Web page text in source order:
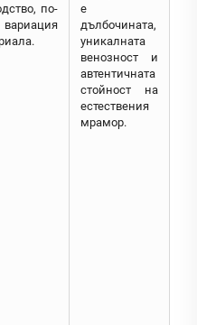
по-
е
дълбочината,
уникалната
венозност и
автентичната
стойност на
естествения
мрамор.